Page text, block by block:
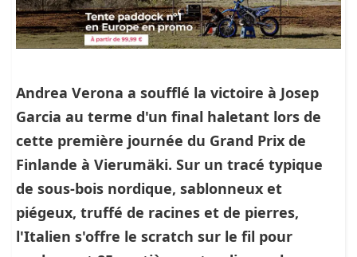
Andrea Verona a soufflé la victoire à Josep
Garcia au terme d'un final haletant lors de
cette première journée du Grand Prix de
Finlande à Vierumäki. Sur un tracé typique
de sous-bois nordique, sablonneux et
piégeux, truffé de racines et de pierres,
l'Italien s'offre le scratch sur le fil pour